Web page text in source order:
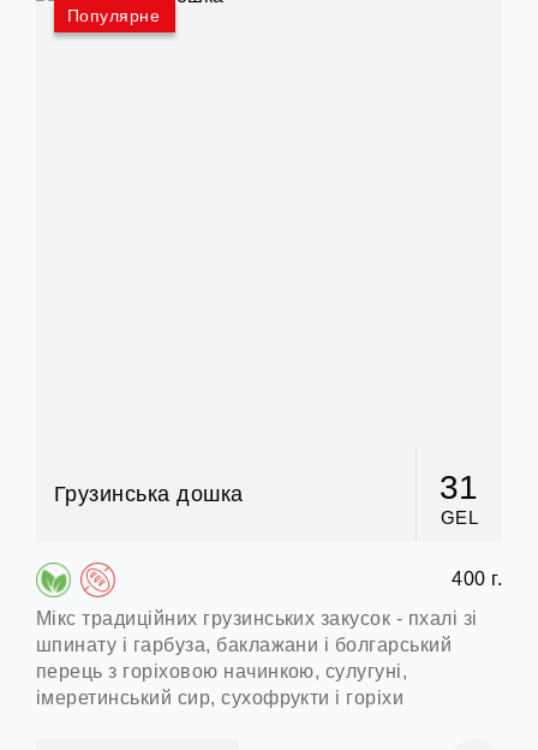
Популярне
Грузинська дошка 31
GEL
400 г.
Мікс традиційних грузинських закусок - пхалі зі
шпинату і гарбуза, баклажани і болгарський
перець з горіховою начинкою, сулугуні,
імеретинський сир, сухофрукти і горіхи